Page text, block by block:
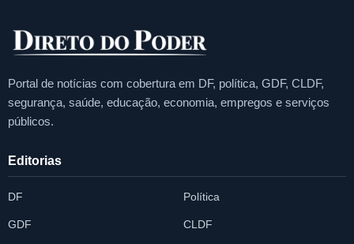
Portal de notícias com cobertura em DF, política, GDF, CLDF,
segurança, saúde, educação, economia, empregos e serviços
públicos.
Editorias
DF Política
GDF CLDF